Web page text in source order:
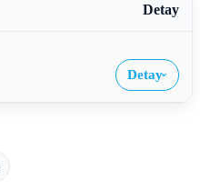
Detay
Detay›